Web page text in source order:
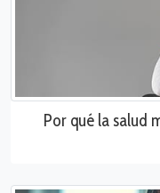
Por qué la salud